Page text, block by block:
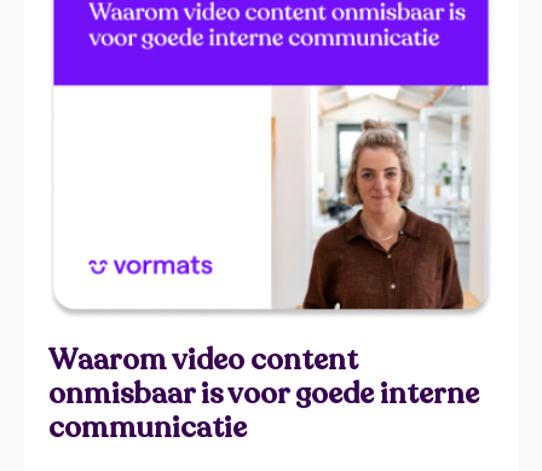
Waarom video content
onmisbaar is voor goede interne
communicatie